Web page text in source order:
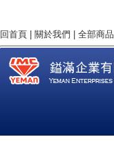
回首頁 關於我們 全部商品